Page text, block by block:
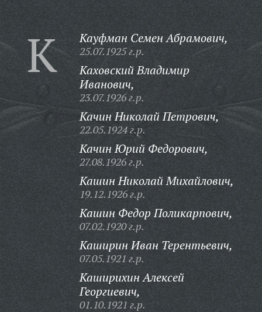
К Кауфман Семен Абрамович,
25.07.1925 г.р.
Каховский Владимир
Иванович,
23.07.1926 г.р.
Качин Николай Петрович,
22.05.1924 г.р.
Качин Юрий Федорович,
27.08.1926 г.р.
Кашин Николай Михайлович,
19.12.1926 г.р.
Кашин Федор Поликарпович,
07.02.1920 г.р.
Каширин Иван Терентьевич,
07.05.1921 г.р.
Каширихин Алексей
Георгиевич,
01.10.1921 г.р.